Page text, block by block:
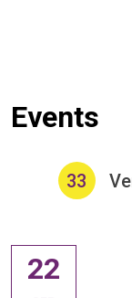
Events
33
22